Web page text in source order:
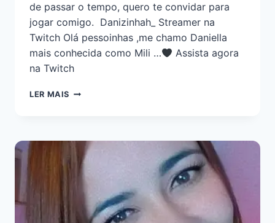
de passar o tempo, quero te convidar para
jogar comigo. Danizinhah_ Streamer na
Twitch Olá pessoinhas ,me chamo Daniella
mais conhecida como Mili …
Assista agora
na Twitch
LER MAIS